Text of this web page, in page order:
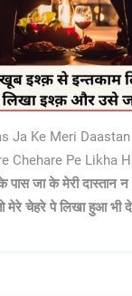
Ja Ke Meri
Chehare Pe Likha
पास जा के मेरी दास्तान
मेरे चेहरे पे लिखा हुआ भी